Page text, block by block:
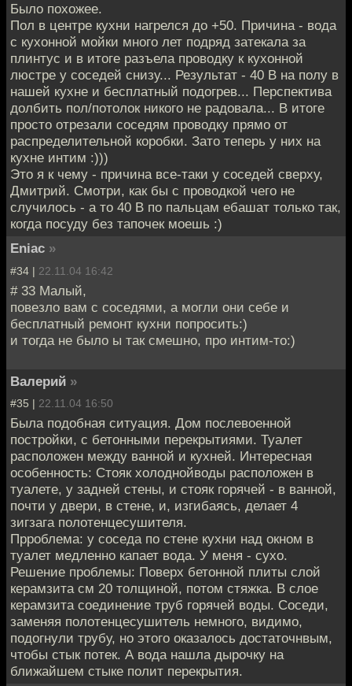
Было похожее.
Пол в центре кухни нагрелся до +50. Причина - вода
с кухонной мойки много лет подряд затекала за
плинтус и в итоге разъела проводку к кухонной
люстре у соседей снизу... Результат - 40 В на полу в
нашей кухне и бесплатный подогрев... Перспектива
долбить пол/потолок никого не радовала... В итоге
просто отрезали соседям проводку прямо от
распределительной коробки. Зато теперь у них на
кухне интим :)))
Это я к чему - причина все-таки у соседей сверху,
Дмитрий. Смотри, как бы с проводкой чего не
случилось - а то 40 В по пальцам ебашат только так,
когда посуду без тапочек моешь :)
Eniac »
#34 | 22.11.04 16:42
# 33 Малый,
повезло вам с соседями, а могли они себе и
бесплатный ремонт кухни попросить:)
и тогда не было ы так смешно, про интим-то:)
Валерий »
#35 | 22.11.04 16:50
Была подобная ситуация. Дом послевоенной
постройки, с бетонными перекрытиями. Туалет
расположен между ванной и кухней. Интересная
особенность: Стояк холоднойводы расположен в
туалете, у задней стены, и стояк горячей - в ванной,
почти у двери, в стене, и, изгибаясь, делает 4
зигзага полотенцесушителя.
Прроблема: у соседа по стене кухни над окном в
туалет медленно капает вода. У меня - сухо.
Решение проблемы: Поверх бетонной плиты слой
керамзита см 20 толщиной, потом стяжка. В слое
керамзита соединение труб горячей воды. Соседи,
заменяя полотенцесушитель немного, видимо,
подогнули трубу, но этого оказалось достаточнвым,
чтобы стык потек. А вода нашла дырочку на
ближайшем стыке полит перекрытия.